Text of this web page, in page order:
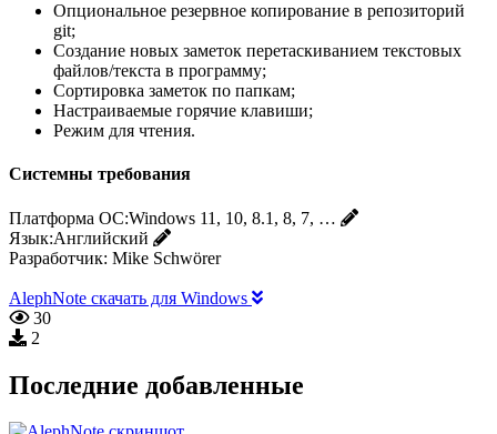
Опциональное резервное копирование в репозиторий
git;
Создание новых заметок перетаскиванием текстовых
файлов/текста в программу;
Сортировка заметок по папкам;
Настраиваемые горячие клавиши;
Режим для чтения.
Системны требования
Платформа ОС:Windows 11, 10, 8.1, 8, 7, …
Язык:Английский
Разработчик: Mike Schwörer
AlephNote скачать для Windows
30
2
Последние добавленные